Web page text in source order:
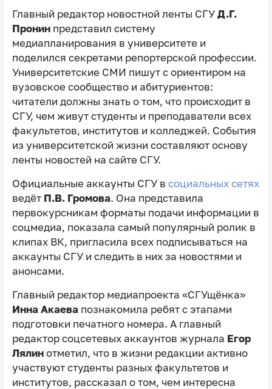
Главный редактор новостной ленты СГУ Д.Г.
Пронинпредставил систему
медиапланирования в университете и
поделился секретами репортерской профессии.
Университетские СМИ пишут с ориентиром на
вузовское сообщество и абитуриентов:
читатели должны знать о том, что происходит в
СГУ, чем живут студенты и преподаватели всех
факультетов, институтов и колледжей. События
из университетской жизни составляют основу
ленты новостей на сайте СГУ.
Официальные аккаунты СГУ в социальных сетях
ведёт П.В. Громова. Она представила
первокурсникам форматы подачи информации в
соцмедиа, показала самый популярный ролик в
клипах ВК, пригласила всех подписываться на
аккаунты СГУ и следить в них за новостями и
анонсами.
Главный редактор медиапроекта «СГУщёнка»
Инна Акаевапознакомила ребят с этапами
подготовки печатного номера. А главный
редактор соцсетевых аккаунтов журнала Егор
Лялинотметил, что в жизни редакции активно
участвуют студенты разных факультетов и
институтов, рассказал о том, чем интересна